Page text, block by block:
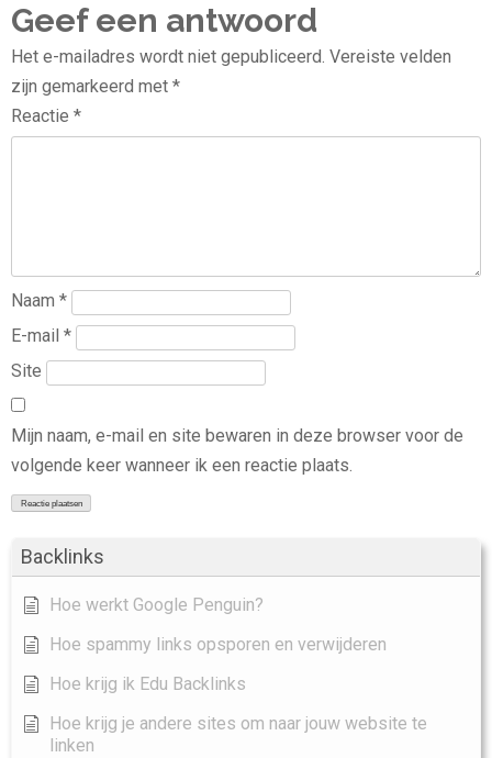
Backlinks
Hoe werkt Google Penguin?
Hoe spammy links opsporen en verwijderen
Hoe krijg ik Edu Backlinks
Hoe krijg je andere sites om naar jouw website te
linken
Geef een antwoord
Het e-mailadres wordt niet gepubliceerd. Vereiste velden
zijn gemarkeerd met *
Reactie *
Naam *
E-mail *
Site
Mijn naam, e-mail en site bewaren in deze browser voor de
volgende keer wanneer ik een reactie plaats.